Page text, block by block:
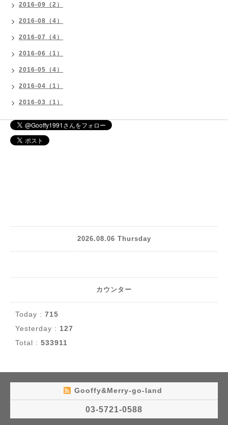
2016-09（2）
2016-08（4）
2016-07（4）
2016-06（1）
2016-05（4）
2016-04（1）
2016-03（1）
2026.08.06 Thursday
カウンター
Today : 715
Yesterday : 127
Total : 533911
Gooffy&Merry-go-land
03-5721-0588